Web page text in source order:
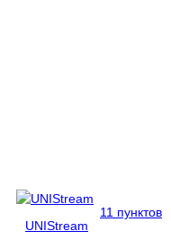
UNIStream
11 пунктов